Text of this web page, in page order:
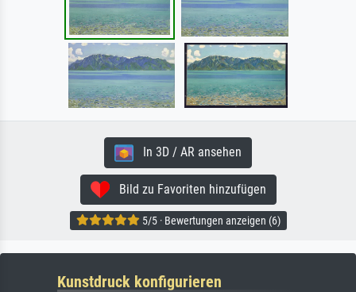
In 3D / AR ansehen
Bild zu Favoriten hinzufügen
5/5 · Bewertungen anzeigen (6)
Kunstdruck konfigurieren